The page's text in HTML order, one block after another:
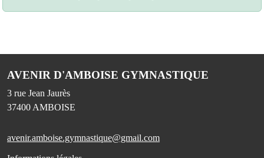
AVENIR D'AMBOISE GYMNASTIQUE
3 rue Jean Jaurès
37400 AMBOISE
avenir.amboise.gymnastique@gmail.com